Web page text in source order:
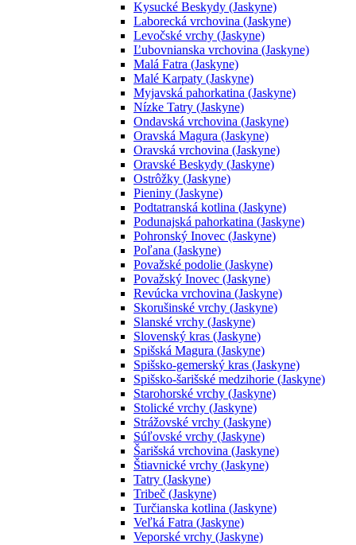
Kysucké Beskydy (Jaskyne)
Laborecká vrchovina (Jaskyne)
Levočské vrchy (Jaskyne)
Ľubovnianska vrchovina (Jaskyne)
Malá Fatra (Jaskyne)
Malé Karpaty (Jaskyne)
Myjavská pahorkatina (Jaskyne)
Nízke Tatry (Jaskyne)
Ondavská vrchovina (Jaskyne)
Oravská Magura (Jaskyne)
Oravská vrchovina (Jaskyne)
Oravské Beskydy (Jaskyne)
Ostrôžky (Jaskyne)
Pieniny (Jaskyne)
Podtatranská kotlina (Jaskyne)
Podunajská pahorkatina (Jaskyne)
Pohronský Inovec (Jaskyne)
Poľana (Jaskyne)
Považské podolie (Jaskyne)
Považský Inovec (Jaskyne)
Revúcka vrchovina (Jaskyne)
Skorušinské vrchy (Jaskyne)
Slanské vrchy (Jaskyne)
Slovenský kras (Jaskyne)
Spišská Magura (Jaskyne)
Spišsko-gemerský kras (Jaskyne)
Spišsko-šarišské medzihorie (Jaskyne)
Starohorské vrchy (Jaskyne)
Stolické vrchy (Jaskyne)
Strážovské vrchy (Jaskyne)
Súľovské vrchy (Jaskyne)
Šarišská vrchovina (Jaskyne)
Štiavnické vrchy (Jaskyne)
Tatry (Jaskyne)
Tribeč (Jaskyne)
Turčianska kotlina (Jaskyne)
Veľká Fatra (Jaskyne)
Veporské vrchy (Jaskyne)